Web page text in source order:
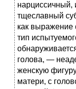
нарциссичный,
тщеславный
как выражение
тип
голова, —
женскую
матери, с